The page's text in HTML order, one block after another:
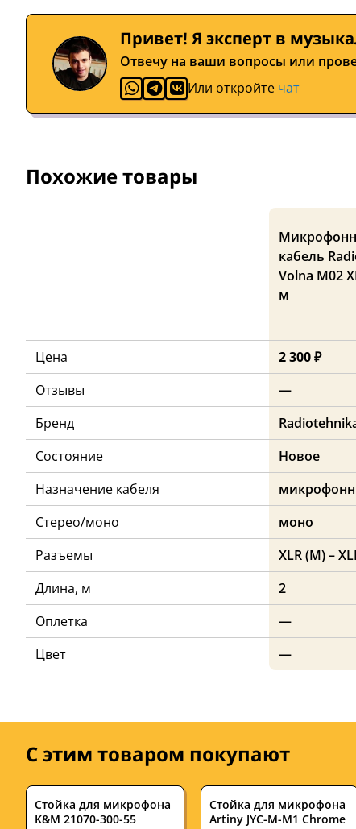
Привет! Я эксперт в
Отвечу на ваши вопросы или
Или откройте чат
Похожие товары
кабель
Volna M02
м
Цена 2 300 ₽
Отзывы
—
Бренд
Состояние
Новое
Назначение кабеля
Стерео/моно
моно
Разъемы
XLR (M) –
Длина, м
2
Оплетка
—
Цвет
—
С этим товаром покупают
Стойка для микрофона
K&M 21070-300-55
Стойка для микрофона
Artiny JYC-M-M1 Chrome